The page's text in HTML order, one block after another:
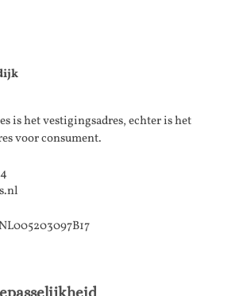
is het vestigingsadres, echter is het
voor consument.
NL005203097B17